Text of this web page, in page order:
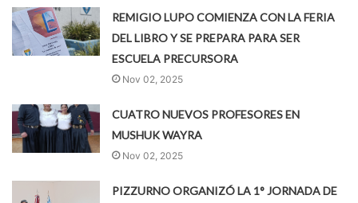
REMIGIO LUPO COMIENZA CON LA FERIA
DEL LIBRO Y SE PREPARA PARA SER
ESCUELA PRECURSORA
Nov 02, 2025
CUATRO NUEVOS PROFESORES EN
MUSHUK WAYRA
Nov 02, 2025
PIZZURNO ORGANIZÓ LA 1° JORNADA DE